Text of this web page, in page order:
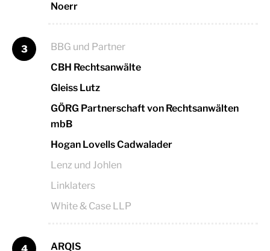
Noerr
3
BBG und Partner
CBH Rechtsanwälte
Gleiss Lutz
GÖRG Partnerschaft von Rechtsanwälten
mbB
Hogan Lovells Cadwalader
Lenz und Johlen
Linklaters
White & Case LLP
ARQIS